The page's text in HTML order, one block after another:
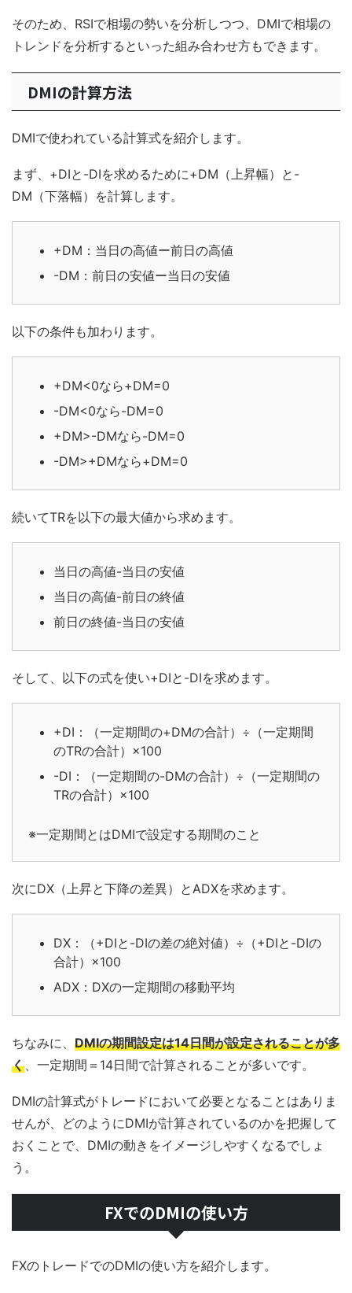
そのため、RSIで相場の勢いを分析しつつ、DMIで相場の
トレンドを分析するといった組み合わせ方もできます。
DMIの計算方法
DMIで使われている計算式を紹介します。
まず、+DIと-DIを求めるために+DM（上昇幅）と-
DM（下落幅）を計算します。
+DM：当日の高値ー前日の高値
-DM：前日の安値ー当日の安値
以下の条件も加わります。
+DM<0なら+DM=0
-DM<0なら-DM=0
+DM>-DMなら-DM=0
-DM>+DMなら+DM=0
続いてTRを以下の最大値から求めます。
当日の高値-当日の安値
当日の高値-前日の終値
前日の終値-当日の安値
そして、以下の式を使い+DIと-DIを求めます。
+DI：（一定期間の+DMの合計）÷（一定期間
のTRの合計）×100
-DI：（一定期間の-DMの合計）÷（一定期間の
TRの合計）×100
※一定期間とはDMIで設定する期間のこと
次にDX（上昇と下降の差異）とADXを求めます。
DX：（+DIと-DIの差の絶対値）÷（+DIと-DIの
合計）×100
ADX：DXの一定期間の移動平均
ちなみに、 DMIの期間設定は14日間が設定されることが多
く 、一定期間＝14日間で計算されることが多いです。
DMIの計算式がトレードにおいて必要となることはありま
せんが、どのようにDMIが計算されているのかを把握して
おくことで、DMIの動きをイメージしやすくなるでしょ
う。
FXでのDMIの使い方
FXのトレードでのDMIの使い方を紹介します。